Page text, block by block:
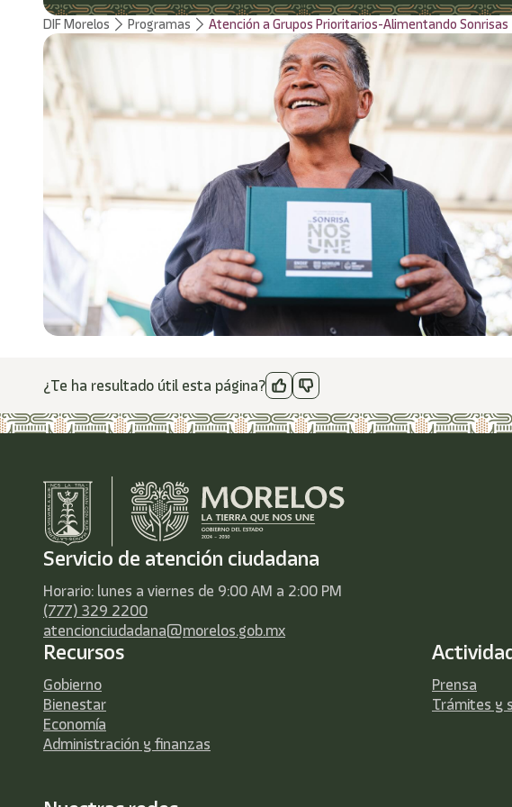
DIF Morelos Programas Atención a Grupos Prioritarios-Alimentando Sonrisas
¿Te ha resultado útil esta página?
Servicio de atención ciudadana
Horario: lunes a viernes de 9:00 AM a 2:00 PM
(777) 329 2200
atencionciudadana@morelos.gob.mx
Recursos
Gobierno
Bienestar
Economía
Administración y finanzas
Prensa
Trámites y